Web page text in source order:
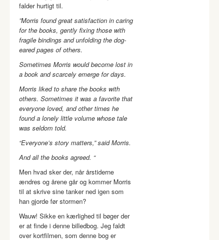
falder hurtigt til.
”Morris found great satisfaction in caring
for the books, gently fixing those with
fragile bindings and unfolding the dog-
eared pages of others.
Sometimes Morris would become lost in
a book and scarcely emerge for days.
Morris liked to share the books with
others. Sometimes it was a favorite that
everyone loved, and other times he
found a lonely little volume whose tale
was seldom told.
“Everyone’s story matters,” said Morris.
And all the books agreed. “
Men hvad sker der, når årstiderne
ændres og årene går og kommer Morris
til at skrive sine tanker ned igen som
han gjorde før stormen?
Wauw! Sikke en kærlighed til bøger der
er at finde i denne billedbog. Jeg faldt
over kortfilmen, som denne bog er